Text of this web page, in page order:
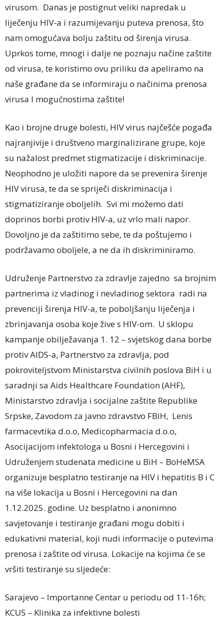
virusom. Danas je postignut veliki napredak u
liječenju HIV-a i razumijevanju puteva prenosa, što
nam omogućava bolju zaštitu od širenja virusa.
Uprkos tome, mnogi i dalje ne poznaju načine zaštite
od virusa, te koristimo ovu priliku da apeliramo na
naše građane da se informiraju o načinima prenosa
virusa I mogućnostima zaštite!
Kao i brojne druge bolesti, HIV virus najčešće pogađa
najranjivije i društveno marginalizirane grupe, koje
su nažalost predmet stigmatizacije i diskriminacije.
Neophodno je uložiti napore da se prevenira širenje
HIV virusa, te da se spriječi diskriminacija i
stigmatiziranje oboljelih. Svi mi možemo dati
doprinos borbi protiv HIV-a, uz vrlo mali napor.
Dovoljno je da zaštitimo sebe, te da poštujemo i
podržavamo oboljele, a ne da ih diskriminiramo.
Udruženje Partnerstvo za zdravlje zajedno sa brojnim
partnerima iz vladinog i nevladinog sektora radi na
prevenciji širenja HIV-a, te poboljšanju liječenja i
zbrinjavanja osoba koje žive s HIV-om. U sklopu
kampanje obilježavanja 1. 12 – svjetskog dana borbe
protiv AIDS-a, Partnerstvo za zdravlja, pod
pokroviteljstvom Ministarstva civilnih poslova BiH i u
saradnji sa Aids Healthcare Foundation (AHF),
Ministarstvo zdravlja i socijalne zaštite Republike
Srpske, Zavodom za javno zdravstvo FBiH, Lenis
farmacevtika d.o.o, Medicopharmacia d.o.o,
Asocijacijom infektologa u Bosni i Hercegovini i
Udruženjem studenata medicine u BiH – BoHeMSA
organizuje besplatno testiranje na HIV i hepatitis B i C
na više lokacija u Bosni i Hercegovini na dan
1.12.2025. godine. Uz besplatno i anonimno
savjetovanje i testiranje građani mogu dobiti i
edukativni material, koji nudi informacije o putevima
prenosa i zaštite od virusa. Lokacije na kojima će se
vršiti testiranje su sljedeće:
Sarajevo – Importanne Centar u periodu od 11-16h;
KCUS – Klinika za infektivne bolesti